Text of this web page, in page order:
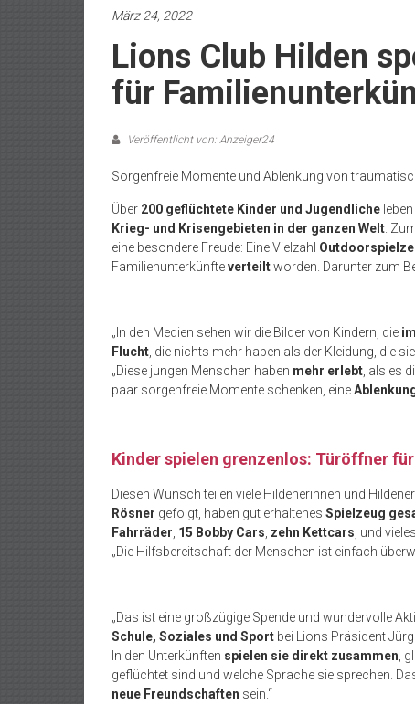
März 24, 2022
Lions Club Hilden
für
Veröffentlicht von: Anzeiger24
Sorgenfreie Momente und Ablenkung von
Über 200 geflüchtete Kinder und Jugendliche
Krieg- und Krisengebieten in der ganzen Welt .
eine besondere Freude: Eine Vielzahl
Familienunterkünfteverteiltworden. Darunter zum
„In den Medien sehen wir die Bilder von Kindern, die
Flucht , die nichts mehr haben als der Kleidung, die
„Diese jungen Menschen haben mehr erlebt , als es
paar sorgenfreie Momente schenken, eine
Kinder spielen grenzenlos: Türöffner
Diesen Wunsch teilen viele Hildenerinnen und
Rösner gefolgt, haben gut erhaltenes Spielzeug
Fahrräder 15 Bobby Cars zehn Kettcars , und
„Die Hilfsbereitschaft der Menschen ist einfach
„Das ist eine großzügige Spende und wundervolle
Schule, Soziales und Sport bei Lions Präsident
In den Unterkünften spielen sie direkt zusammen ,
geflüchtet sind und welche Sprache sie sprechen.
neue Freundschaften sein.“